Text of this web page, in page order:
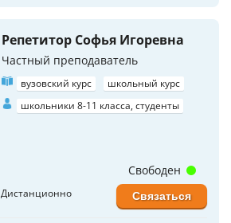
Репетитор Софья Игоревна
Частный преподаватель
вузовский курс
школьный курс
школьники 8-11 класса, студенты
Дистанционно
Свободен
Связаться